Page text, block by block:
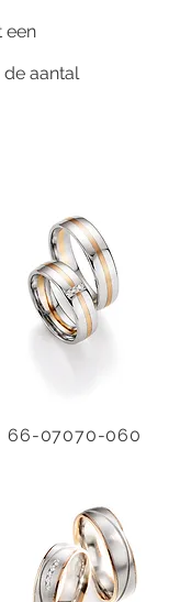
een
aantal
66-07070-060